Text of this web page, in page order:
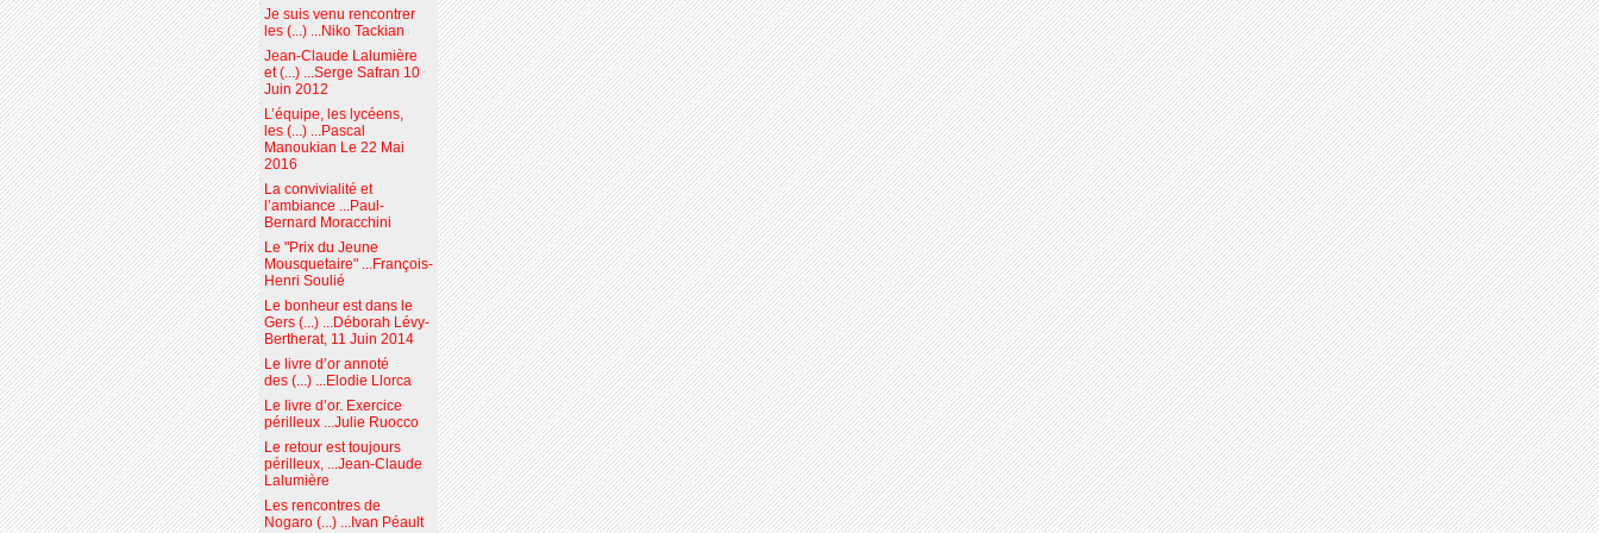
Je suis venu rencontrer
les (...) ...Niko Tackian
Jean-Claude Lalumière
et (...) ...Serge Safran 10
Juin 2012
L’équipe, les lycéens,
les (...) ...Pascal
Manoukian Le 22 Mai
2016
La convivialité et
l’ambiance ...Paul-
Bernard Moracchini
Le "Prix du Jeune
Mousquetaire" ...François-
Henri Soulié
Le bonheur est dans le
Gers (...) ...Déborah Lévy-
Bertherat, 11 Juin 2014
Le livre d’or annoté
des (...) ...Elodie Llorca
Le livre d’or. Exercice
périlleux ...Julie Ruocco
Le retour est toujours
périlleux, ...Jean-Claude
Lalumière
Les rencontres de
Nogaro (...) ...Ivan Péault